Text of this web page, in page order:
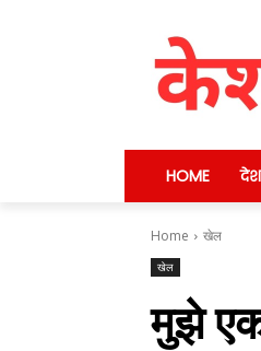
HOME देश
Home खेल
खेल
मुझे